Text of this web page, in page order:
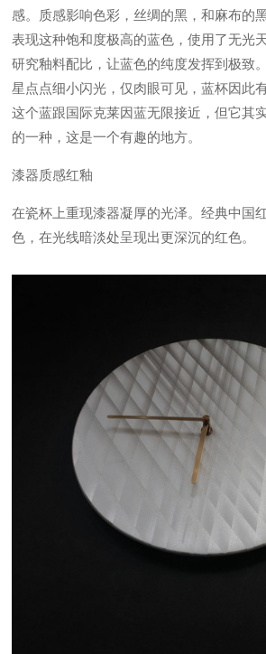
感。质感影响色彩，丝绸的黑，和麻布的
表现这种饱和度极高的蓝色，使用了无光
研究釉料配比，让蓝色的纯度发挥到极致
星点点细小闪光，仅肉眼可见，蓝杯因此
这个蓝跟国际克莱因蓝无限接近，但它其
的一种，这是一个有趣的地方。
漆器质感红釉
在瓷杯上重现漆器凝厚的光泽。经典中国
色，在光线暗淡处呈现出更深沉的红色。